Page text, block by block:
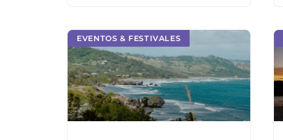
EVENTOS & FESTIVALES